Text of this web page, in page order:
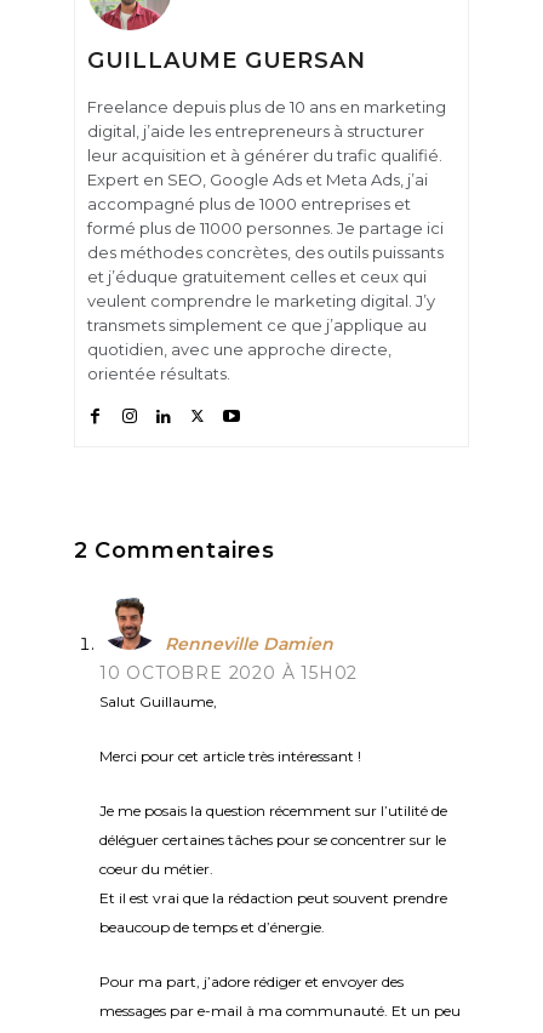
GUILLAUME GUERSAN
Freelance depuis plus de 10 ans en marketing
digital, j’aide les entrepreneurs à structurer
leur acquisition et à générer du trafic qualifié.
Expert en SEO, Google Ads et Meta Ads, j’ai
accompagné plus de 1000 entreprises et
formé plus de 11000 personnes. Je partage ici
des méthodes concrètes, des outils puissants
et j’éduque gratuitement celles et ceux qui
veulent comprendre le marketing digital. J’y
transmets simplement ce que j’applique au
quotidien, avec une approche directe,
orientée résultats.
2 Commentaires
Renneville Damien
10 OCTOBRE 2020 À 15H02
Salut Guillaume,
Merci pour cet article très intéressant !
Je me posais la question récemment sur l’utilité de
déléguer certaines tâches pour se concentrer sur le
coeur du métier.
Et il est vrai que la rédaction peut souvent prendre
beaucoup de temps et d’énergie.
Pour ma part, j’adore rédiger et envoyer des
messages par e-mail à ma communauté. Et un peu